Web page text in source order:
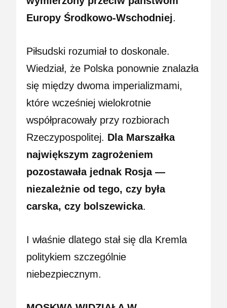
Europy Środkowo-Wschodniej.
Piłsudski rozumiał to doskonale.
Wiedział, że Polska ponownie znalazła
się między dwoma imperializmami,
które wcześniej wielokrotnie
współpracowały przy rozbiorach
Rzeczypospolitej. Dla Marszałka
największym zagrożeniem
pozostawała jednak Rosja —
niezależnie od tego, czy była
carska, czy bolszewicka.
I właśnie dlatego stał się dla Kremla
politykiem szczególnie
niebezpiecznym.